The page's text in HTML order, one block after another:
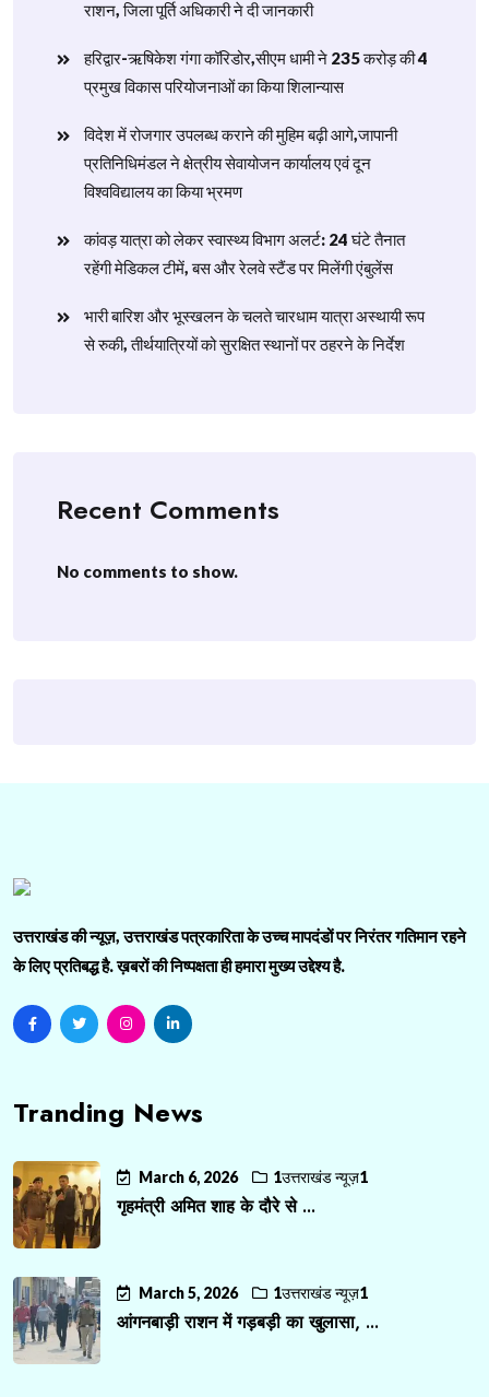
राशन, जिला पूर्ति अधिकारी ने दी जानकारी
हरिद्वार-ऋषिकेश गंगा कॉरिडोर,सीएम धामी ने 235 करोड़ की 4
प्रमुख विकास परियोजनाओं का किया शिलान्यास
विदेश में रोजगार उपलब्ध कराने की मुहिम बढ़ी आगे,जापानी
प्रतिनिधिमंडल ने क्षेत्रीय सेवायोजन कार्यालय एवं दून
विश्वविद्यालय का किया भ्रमण
​कांवड़ यात्रा को लेकर स्वास्थ्य विभाग अलर्ट: 24 घंटे तैनात
रहेंगी मेडिकल टीमें, बस और रेलवे स्टैंड पर मिलेंगी एंबुलेंस
​भारी बारिश और भूस्खलन के चलते चारधाम यात्रा अस्थायी रूप
से रुकी, तीर्थयात्रियों को सुरक्षित स्थानों पर ठहरने के निर्देश
Recent Comments
No comments to show.
उत्तराखंड की न्यूज़, उत्तराखंड पत्रकारिता के उच्च मापदंडों पर निरंतर गतिमान रहने
के लिए प्रतिबद्ध है. ख़बरों की निष्पक्षता ही हमारा मुख्य उद्देश्य है.
Tranding News
March 6, 2026 1उत्तराखंड न्यूज़1
गृहमंत्री अमित शाह के दौरे से ...
March 5, 2026 1उत्तराखंड न्यूज़1
आंगनबाड़ी राशन में गड़बड़ी का खुलासा, ...